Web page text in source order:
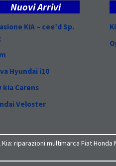
Nuovi Arrivi
KIA – cee’d Sp.
Hyundai i10
kia Carens
Veloster
riparazioni multimarca Fiat